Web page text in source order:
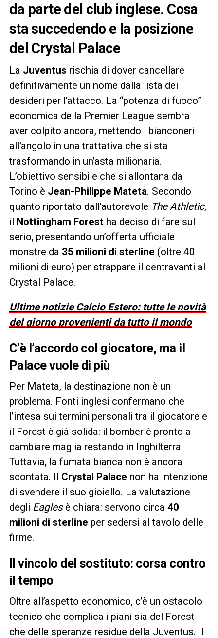
da parte del club inglese. Cosa
sta succedendo e la posizione
del Crystal Palace
La Juventus rischia di dover cancellare
definitivamente un nome dalla lista dei
desideri per l’attacco. La “potenza di fuoco”
economica della Premier League sembra
aver colpito ancora, mettendo i bianconeri
all’angolo in una trattativa che si sta
trasformando in un’asta milionaria.
L’obiettivo sensibile che si allontana da
Torino è Jean-Philippe Mateta. Secondo
quanto riportato dall’autorevole The Athletic,
il Nottingham Forestha deciso di fare sul
serio, presentando un’offerta ufficiale
monstre da 35 milioni di sterline (oltre 40
milioni di euro) per strappare il centravanti al
Crystal Palace.
Ultime notizie Calcio Estero: tutte le novità
del giorno provenienti da tutto il mondo
C’è l’accordo col giocatore, ma il
Palace vuole di più
Per Mateta, la destinazione non è un
problema. Fonti inglesi confermano che
l’intesa sui termini personali tra il giocatore e
il Forest è già solida: il bomber è pronto a
cambiare maglia restando in Inghilterra.
Tuttavia, la fumata bianca non è ancora
scontata. Il Crystal Palace non ha intenzione
di svendere il suo gioiello. La valutazione
degli Eaglesè chiara: servono circa 40
milioni di sterline per sedersi al tavolo delle
firme.
Il vincolo del sostituto: corsa contro
il tempo
Oltre all’aspetto economico, c’è un ostacolo
tecnico che complica i piani sia del Forest
che delle speranze residue della Juventus. Il